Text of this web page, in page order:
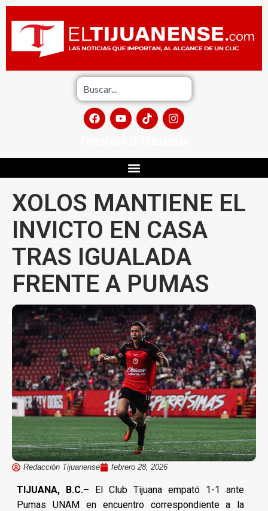
XOLOS MANTIENE EL
INVICTO EN CASA
TRAS IGUALADA
FRENTE A PUMAS
Redacción Tijuanense febrero 28, 2026
TIJUANA, B.C.– El Club Tijuana empató 1-1 ante
Pumas UNAM en encuentro correspondiente a la